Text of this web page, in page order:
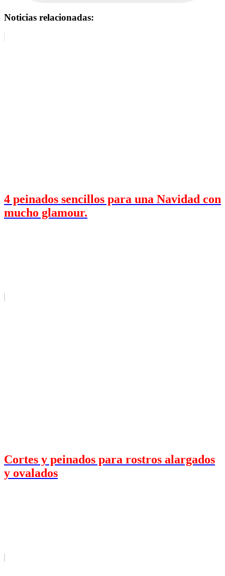
Noticias relacionadas:
4 peinados sencillos para una Navidad con
mucho glamour.
Cortes y peinados para rostros alargados
y ovalados